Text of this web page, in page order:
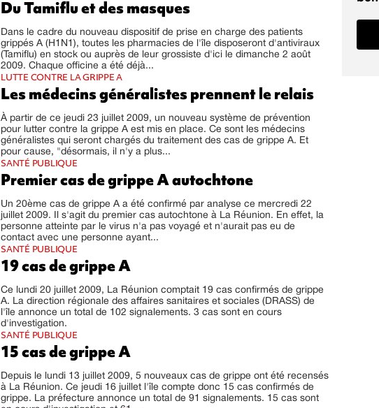
Du Tamiflu et des masques
Dans le cadre du nouveau dispositif de prise en charge des patients
grippés A (H1N1), toutes les pharmacies de l'île disposeront d'antiviraux
(Tamiflu) en stock ou auprès de leur grossiste d'ici le dimanche 2 août
2009. Chaque officine a été déjà...
LUTTE CONTRE LA GRIPPE A
Les médecins généralistes prennent le relais
À partir de ce jeudi 23 juillet 2009, un nouveau système de prévention
pour lutter contre la grippe A est mis en place. Ce sont les médecins
généralistes qui seront chargés du traitement des cas de grippe A. Et
pour cause, "désormais, il n'y a plus...
SANTÉ PUBLIQUE
Premier cas de grippe A autochtone
Un 20ème cas de grippe A a été confirmé par analyse ce mercredi 22
juillet 2009. Il s'agit du premier cas autochtone à La Réunion. En effet, la
personne atteinte par le virus n'a pas voyagé et n'aurait pas eu de
contact avec une personne ayant...
SANTÉ PUBLIQUE
19 cas de grippe A
Ce lundi 20 juillet 2009, La Réunion comptait 19 cas confirmés de grippe
A. La direction régionale des affaires sanitaires et sociales (DRASS) de
l'île annonce un total de 102 signalements. 3 cas sont en cours
d'investigation.
SANTÉ PUBLIQUE
15 cas de grippe A
Depuis le lundi 13 juillet 2009, 5 nouveaux cas de grippe ont été recensés
à La Réunion. Ce jeudi 16 juillet l'île compte donc 15 cas confirmés de
grippe. La préfecture annonce un total de 91 signalements. 15 cas sont